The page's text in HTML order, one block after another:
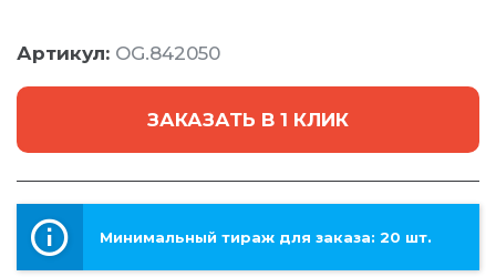
Артикул: OG.842050
ЗАКАЗАТЬ В 1 КЛИК
Минимальный тираж для заказа: 20 шт.